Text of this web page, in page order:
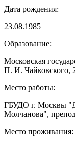
Дата рождения:
23.08.1985
Образование:
Московская
П. И. Чайковского,
Место работы:
ГБУДО г. Москвы
Молчанова",
Место проживания: